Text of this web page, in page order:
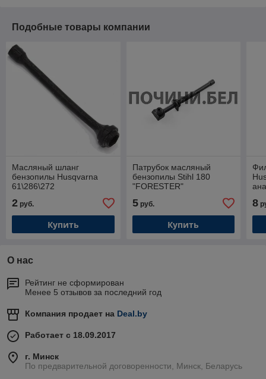
Подобные товары компании
Масляный шланг
бензопилы Husqvarna
61\286\272
2 руб.
Купить
Патрубок масляный
бензопилы Stihl 180
"FORESTER"
5руб.
Купить
8
О нас
Рейтинг не сформирован
Менее 5 отзывов за последний год
Компания продает на Deal.by
Работает с 18.09.2017
г. Минск
По предварительной договоренности, Минск, Беларусь